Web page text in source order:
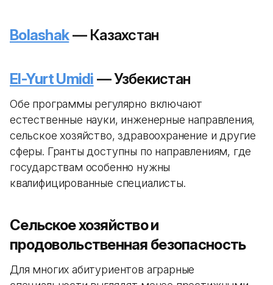
Bolashak— Казахстан
El-Yurt Umidi — Узбекистан
Обе программы регулярно включают
естественные науки, инженерные направления,
сельское хозяйство, здравоохранение и другие
сферы. Гранты доступны по направлениям, где
государствам особенно нужны
квалифицированные специалисты.
Сельское хозяйство и
продовольственная безопасность
Для многих абитуриентов аграрные